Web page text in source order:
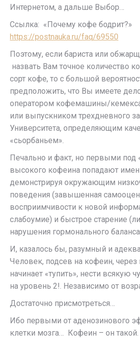
Интернетом, а дальше Выбор…
Ссылка: «Почему кофе бодрит?»
https://postnauka.ru/faq/69550
Поэтому, если бариста или
назвать Вам точное количество
сорт кофе, то с большой
предположить, что Вы имеете
оператором кофемашины/
или выпускником трехдневного
Университета, определяющим
«сьорбаньем».
Печально и факт, но первыми под
высокого кофеина попадают
демонстрируя окружающим
поведения (завышенная
восприимчивости к новой
слабоумие) и быстрое старение
нарушения гормонального баланса
И, казалось бы, разумный и
Человек, подсев на кофеин, через
начинает «тупить», нести всякую
на уровень 2!. Независимо от
Достаточно присмотреться…
Ибо первыми от аденозинового
клетки мозга… Кофеин – он такой.